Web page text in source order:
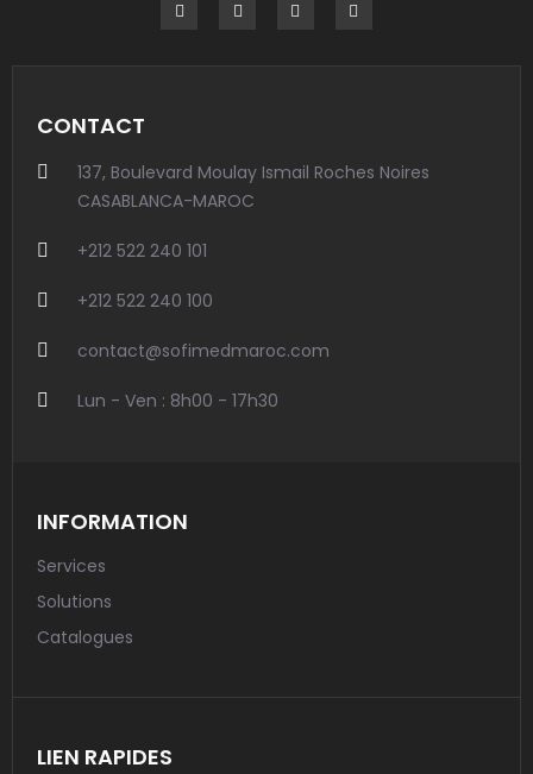
CONTACT
137, Boulevard Moulay Ismail Roches Noires
CASABLANCA-MAROC
+212 522 240 101
+212 522 240 100
contact@sofimedmaroc.com
Lun - Ven : 8h00 - 17h30
INFORMATION
Services
Solutions
Catalogues
LIEN RAPIDES